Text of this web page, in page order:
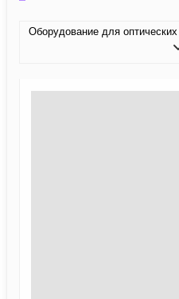
Оборудование для